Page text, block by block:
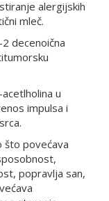
alergijskih
mleč.
decenoična
u
impulsa i
što povećava
popravlja san,